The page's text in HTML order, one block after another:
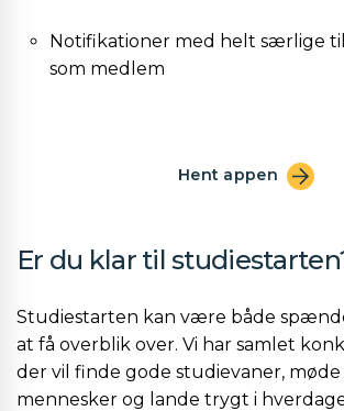
Notifikationer med helt særlige
som medlem
Hent appen
Er du klar til
Studiestarten kan være både
at få overblik over. Vi har samlet
der vil finde gode studievaner, møde
mennesker og lande trygt i